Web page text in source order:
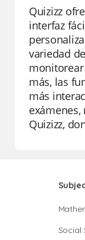
Quizizz
interfaz
variedad
más, las
más
Quizizz,
Social